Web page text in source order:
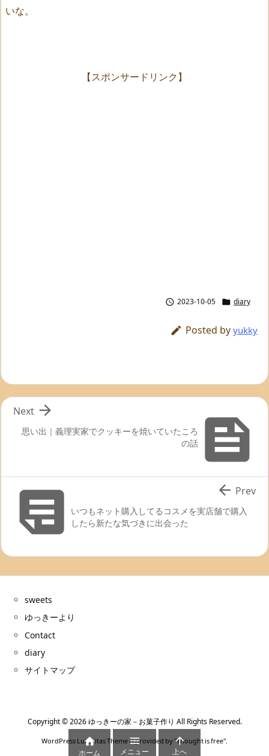
いな。
【スポンサードリンク】
 2023-10-05  diary
 Posted by yukky

思い出｜義理実家でクッキーを焼いていたころ
の話

Next
いつもネット購入してるコスメを実店舗で購入
したら新たな気づきに出会った
 Prev
sweets
ゆっきーより
Contact
diary
サイトマップ
Copyright ©2026 ゆっきーの家－お菓子作り All Rights Reserved.
WordPress Luxeritas Theme is provided by "Thought is free".

ホーム

メニュー

上へ